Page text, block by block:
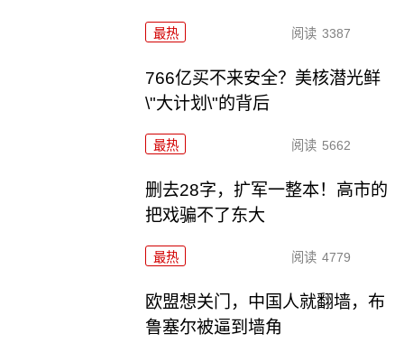
最热 阅读 3387
766亿买不来安全？美核潜光鲜
\"大计划\"的背后
最热 阅读 5662
删去28字，扩军一整本！高市的
把戏骗不了东大
最热 阅读 4779
欧盟想关门，中国人就翻墙，布
鲁塞尔被逼到墙角